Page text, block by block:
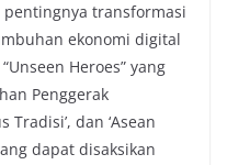
pentingnya transformasi
ekonomi digital
Heroes” yang
Penggerak
Tradisi’, dan ‘Asean
dapat disaksikan